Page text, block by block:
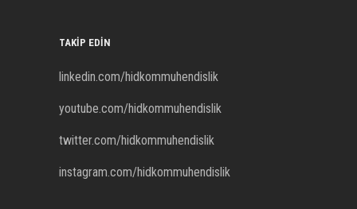
TAKIP EDIN
linkedin.com/hidkommuhendislik
youtube.com/hidkommuhendislik
twitter.com/hidkommuhendislik
instagram.com/hidkommuhendislik